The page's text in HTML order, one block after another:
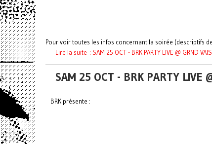
Pour voir toutes les infos concernant la soirée (descriptifs
Lire la suite : SAM 25 OCT - BRK PARTY LIVE @ GRND
SAM 25 OCT - BRK PARTY LIVE
BRK présente :